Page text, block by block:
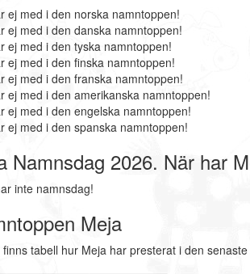
ej med i den norska namntoppen!
ej med i den danska namntoppen!
ej med i den tyska namntoppen!
ej med i den finska namntoppen!
ej med i den franska namntoppen!
ej med i den amerikanska namntoppen!
ej med i den engelska namntoppen!
ej med i den spanska namntoppen!
Namnsdag 2026. När har
inte namnsdag!
Meja
finns tabell hur Meja har presterat i den